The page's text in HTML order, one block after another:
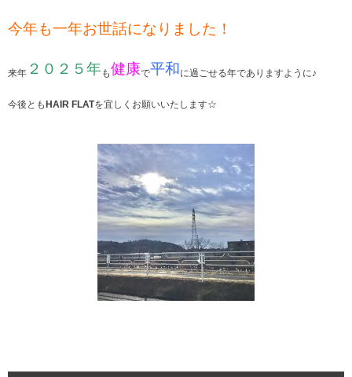
今年も一年お世話になりました！
来年 ２０２５年も健康で平和 に過ごせる年でありますように♪
今後とも HAIR FLATを宜しくお願いいたします☆